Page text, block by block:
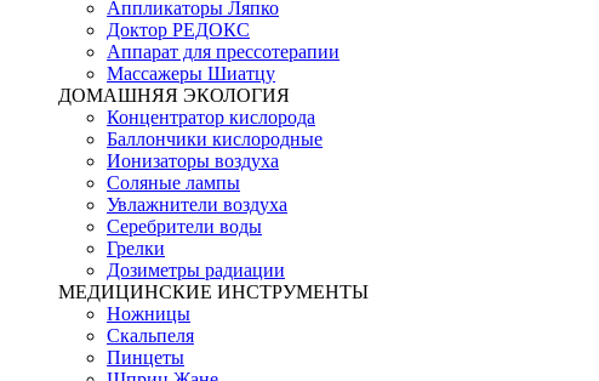
Аппликаторы Ляпко
Доктор РЕДОКС
Аппарат для прессотерапии
Массажеры Шиатцу
ДОМАШНЯЯ ЭКОЛОГИЯ
Концентратор кислорода
Баллончики кислородные
Ионизаторы воздуха
Соляные лампы
Увлажнители воздуха
Серебрители воды
Грелки
Дозиметры радиации
МЕДИЦИНСКИЕ ИНСТРУМЕНТЫ
Ножницы
Скальпеля
Пинцеты